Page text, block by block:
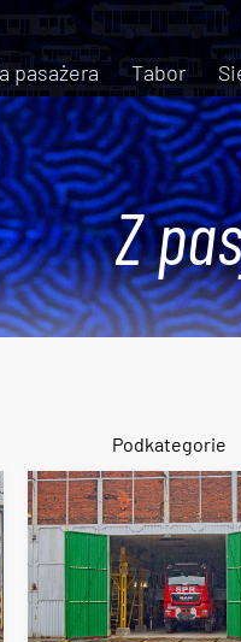
pasażera Tabor
Z
Podkategorie